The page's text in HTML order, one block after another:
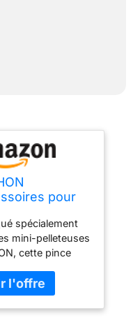
pour
chenilles,
à
grabber
spécialement
mini-pelleteuses
cette pince
des autres
lourds de 3
et moins. La taille